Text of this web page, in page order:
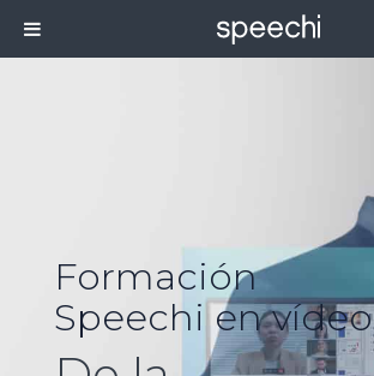
Formación
Speechi en vídeo